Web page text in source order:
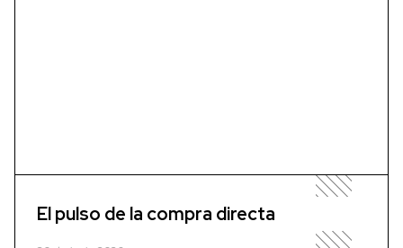
El pulso de la compra directa